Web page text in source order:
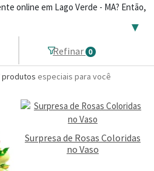
online em Lago Verde - MA? Então,
▼
Refinar 0
produtos especiais para você
Surpresa de Rosas Coloridas
no Vaso